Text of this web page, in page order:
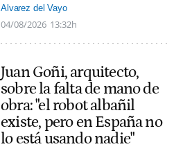
Alvarez del Vayo
04/08/2026 13:32h
Juan Goñi, arquitecto,
sobre la falta de mano de
obra: "el robot albañil
existe, pero en España no
lo está usando nadie"